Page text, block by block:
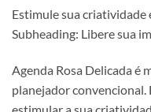
Estimule sua
Subheading: Libere sua
Agenda Rosa Delicada é
planejador
estimular a sua